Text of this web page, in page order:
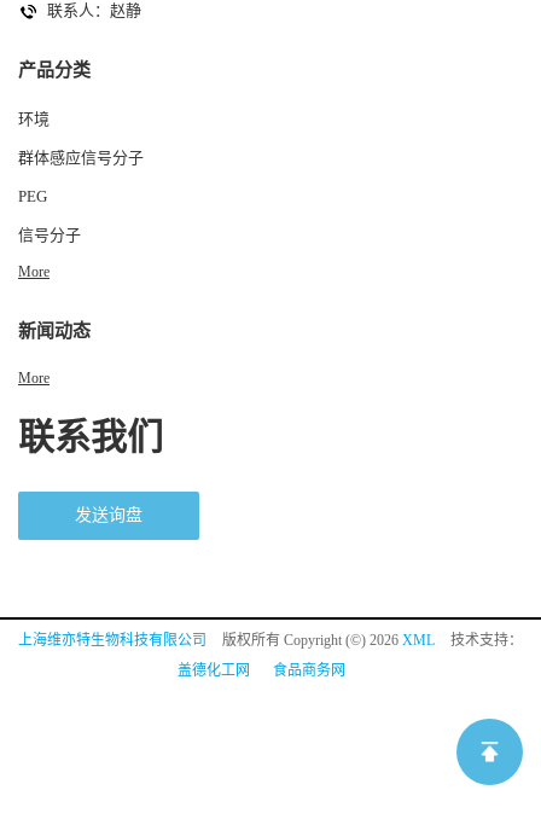
联系人：赵静
产品分类
环境
群体感应信号分子
PEG
信号分子
More
新闻动态
More
联系我们
发送询盘
上海维亦特生物科技有限公司 版权所有 Copyright (©) 2026 XML
技术支持：
盖德化工网
食品商务网